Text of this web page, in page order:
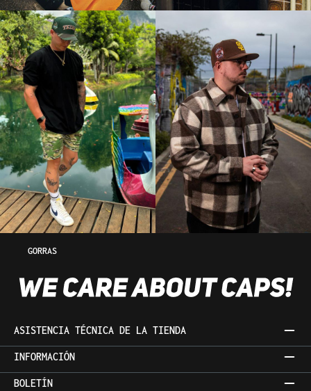
GORRAS
ASISTENCIA TÉCNICA DE LA TIENDA
INFORMACIÓN
BOLETÍN